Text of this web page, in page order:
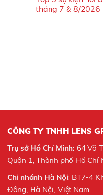
tháng 7 & 8/2026
CÔNG TY TNHH LENS
Trụ sở Hồ Chí Minh: 64 Võ
Quận 1, Thành phố Hồ Chí
Chi nhánh Hà Nội: BT7-4
Đông, Hà Nội, Việt Nam.